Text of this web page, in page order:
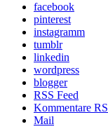
facebook
pinterest
instagramm
tumblr
linkedin
wordpress
blogger
RSS Feed
Kommentare
Mail